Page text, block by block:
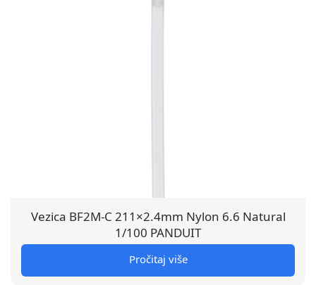
Vezica BF2M-C 211×2.4mm Nylon 6.6 Natural
1/100 PANDUIT
Pročitaj više